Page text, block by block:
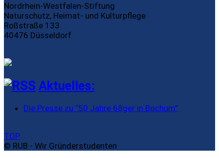
Nordrhein-Westfalen-Stiftung
Naturschutz, Heimat- und Kulturpflege
Roßstraße 133
40476 Düsseldorf
Aktuelles:
Die Presse zu “50 Jahre 68ger in Bochum”
TOP
© RUB - Wir Gründerstudenten